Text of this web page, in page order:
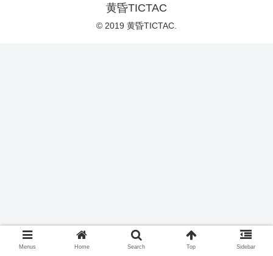
黄昏TICTAC
© 2019 黄昏TICTAC.
Menus Home Search Top Sidebar